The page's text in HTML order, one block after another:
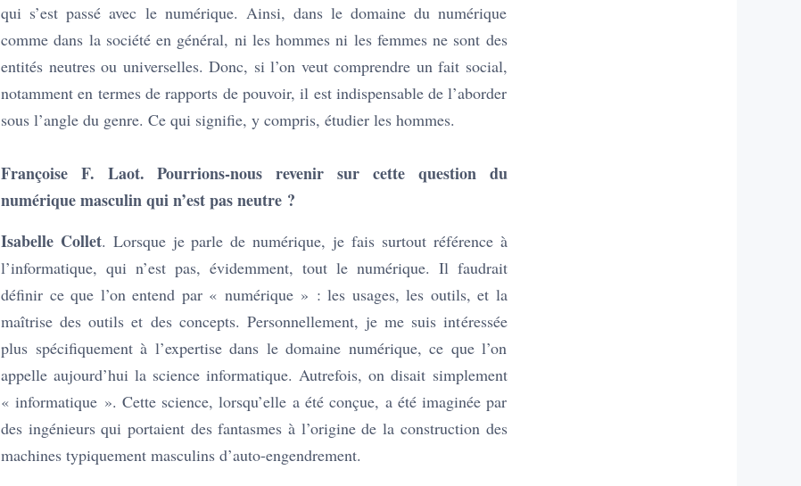
qui s’est passé avec le numérique. Ainsi, dans le domaine du numérique
comme dans la société en général, ni les hommes ni les femmes ne sont des
entités neutres ou universelles. Donc, si l’on veut comprendre un fait social,
notamment en termes de rapports de pouvoir, il est indispensable de l’aborder
sous l’angle du genre. Ce qui signifie, y compris, étudier les hommes.
Françoise F. Laot. Pourrions-nous revenir sur cette question du
numérique masculin qui n’est pas neutre ?
Isabelle Collet. Lorsque je parle de numérique, je fais surtout référence à
l’informatique, qui n’est pas, évidemment, tout le numérique. Il faudrait
définir ce que l’on entend par « numérique » : les usages, les outils, et la
maîtrise des outils et des concepts. Personnellement, je me suis intéressée
plus spécifiquement à l’expertise dans le domaine numérique, ce que l’on
appelle aujourd’hui la science informatique. Autrefois, on disait simplement
« informatique ». Cette science, lorsqu’elle a été conçue, a été imaginée par
des ingénieurs qui portaient des fantasmes à l’origine de la construction des
machines typiquement masculins d’auto-engendrement.